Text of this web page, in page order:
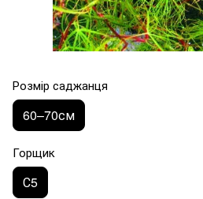
Розмір саджанця
60–70см
Горщик
С5